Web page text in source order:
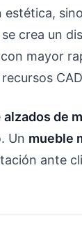
crea un
mayor
alzados de
Un mueble
ante